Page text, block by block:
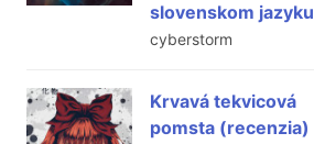
slovenskom jazyku
cyberstorm
Krvavá tekvicová
pomsta (recenzia)